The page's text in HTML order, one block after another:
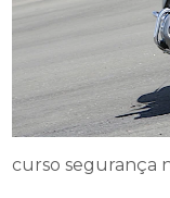
curso segurança